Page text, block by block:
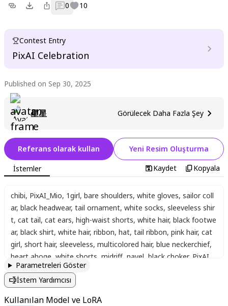
0 10
Contest Entry
PixAI Celebration
Published on Sep 30, 2025
星星 Görülecek Daha Fazla Şey
Referans olarak kullan Yeni Resim Oluşturma
İstemler Kaydet Kopyala
chibi, PixAI_Mio, 1girl, bare shoulders, white gloves, sailor coll
ar, black headwear, tail ornament, white socks, sleeveless shir
t, cat tail, cat ears, high-waist shorts, white hair, black footwe
ar, black shirt, white hair, ribbon, hat, tail ribbon, pink hair, cat
girl, short hair, sleeveless, multicolored hair, blue neckerchief,
heart ahoge white shorts midriff navel black choker, PixAI_
Mio, holding confetti cannon
Parametreleri Göster
İstem Yardımcısı
Kullanılan Model ve LoRA